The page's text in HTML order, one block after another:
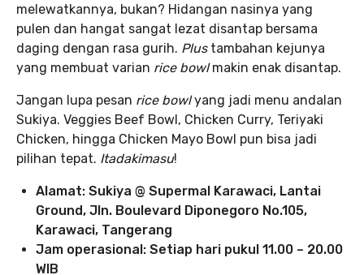
melewatkannya, bukan? Hidangan nasinya yang
pulen dan hangat sangat lezat disantap bersama
daging dengan rasa gurih. Plus tambahan kejunya
yang membuat varian rice bowlmakin enak disantap.
Jangan lupa pesan rice bowlyang jadi menu andalan
Sukiya. Veggies Beef Bowl, Chicken Curry, Teriyaki
Chicken, hingga Chicken Mayo Bowl pun bisa jadi
pilihan tepat. Itadakimasu!
Alamat: Sukiya @ Supermal Karawaci, Lantai
Ground, Jln. Boulevard Diponegoro No.105,
Karawaci, Tangerang
Jam operasional: Setiap hari pukul 11.00 – 20.00
WIB